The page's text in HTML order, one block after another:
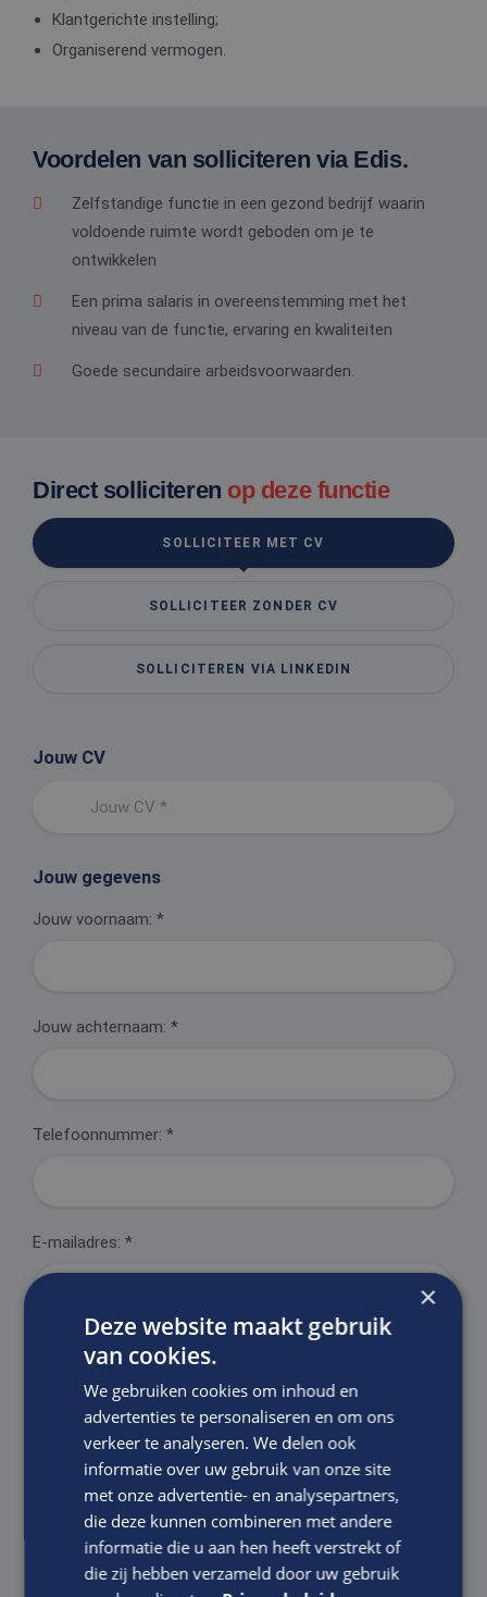
Klantgerichte instelling;
Organiserend vermogen.
Voordelen van solliciteren via Edis.
Zelfstandige functie in een gezond bedrijf waarin
voldoende ruimte wordt geboden om je te
ontwikkelen
Een prima salaris in overeenstemming met het
niveau van de functie, ervaring en kwaliteiten
Goede secundaire arbeidsvoorwaarden.
Direct solliciteren op deze functie
SOLLICITEER MET CV
SOLLICITEER ZONDER CV
SOLLICITEREN VIA LINKEDIN
Jouw CV
Jouw CV *
Jouw gegevens
Jouw voornaam: *
Jouw achternaam: *
Telefoonnummer: *
E-mailadres: *
Motivatie:
×
Deze website maakt gebruik
van cookies.
We gebruiken cookies om inhoud en
advertenties te personaliseren en om ons
verkeer te analyseren. We delen ook
informatie over uw gebruik van onze site
met onze advertentie- en analysepartners,
die deze kunnen combineren met andere
informatie die u aan hen heeft verstrekt of
die zij hebben verzameld door uw gebruik